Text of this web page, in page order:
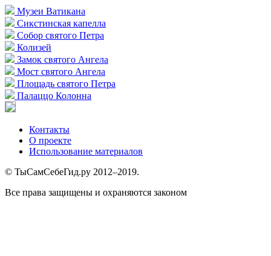
Музеи Ватикана
Сикстинская капелла
Собор святого Петра
Колизей
Замок святого Ангела
Мост святого Ангела
Площадь святого Петра
Палаццо Колонна
Контакты
О проекте
Использование материалов
© ТыСамСебеГид.ру 2012–2019.
Все права защищены и охраняются законом